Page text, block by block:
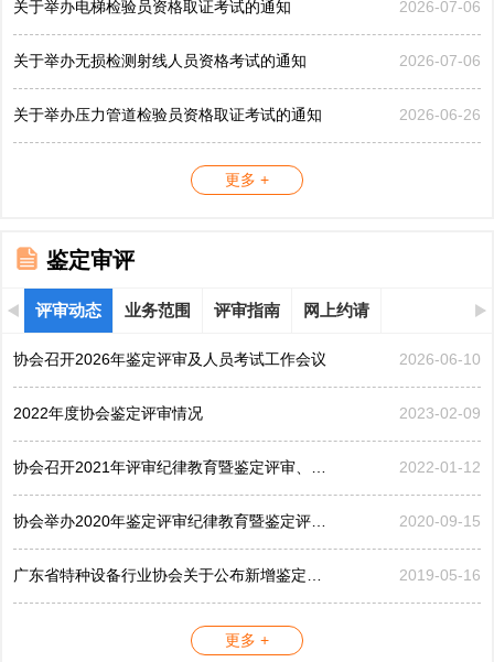
关于举办电梯检验员资格取证考试的通知 2026-07-06
关于举办无损检测射线人员资格考试的通知 2026-07-06
关于举办压力管道检验员资格取证考试的通知 2026-06-26
更多 +
鉴定审评
评审动态 业务范围 评审指南 网上约请
协会召开2026年鉴定评审及人员考试工作会议 2026-06-10
2022年度协会鉴定评审情况 2023-02-09
协会召开2021年评审纪律教育暨鉴定评审、考评工作会议 2022-01-12
协会举办2020年鉴定评审纪律教育暨鉴定评审工作会议 2020-09-15
广东省特种设备行业协会关于公布新增鉴定评审员的公告... 2019-05-16
更多 +